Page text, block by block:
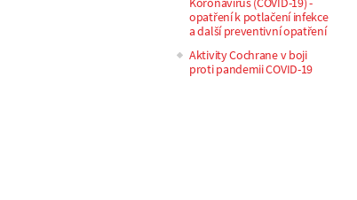
opatření k potlačení infekce
a další preventivní opatření
Aktivity Cochrane v boji
proti pandemii COVID-19